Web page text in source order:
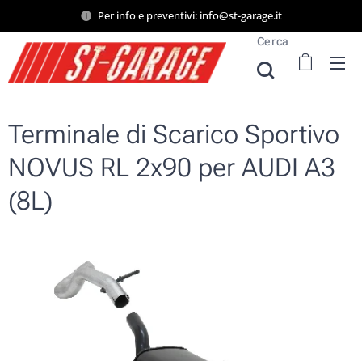
Per info e preventivi: info@st-garage.it
Cerca
Terminale di Scarico Sportivo
NOVUS RL 2x90 per AUDI A3
(8L)